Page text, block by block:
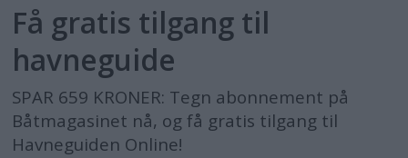
Få gratis tilgang til
havneguide
SPAR 659 KRONER: Tegn abonnement på
Båtmagasinet nå, og få gratis tilgang til
Havneguiden Online!